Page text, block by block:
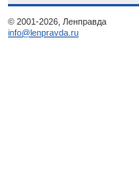
© 2001-2026, Ленправда
info@lenpravda.ru